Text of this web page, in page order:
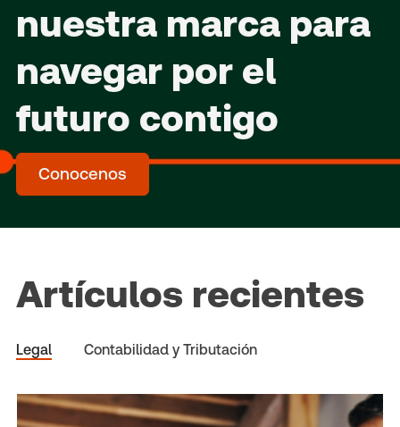
nuestra marca para
navegar por el
futuro contigo
Conocenos
Artículos recientes
Legal Contabilidad y Tributación